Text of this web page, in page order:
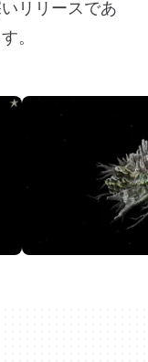
リリースであ
。